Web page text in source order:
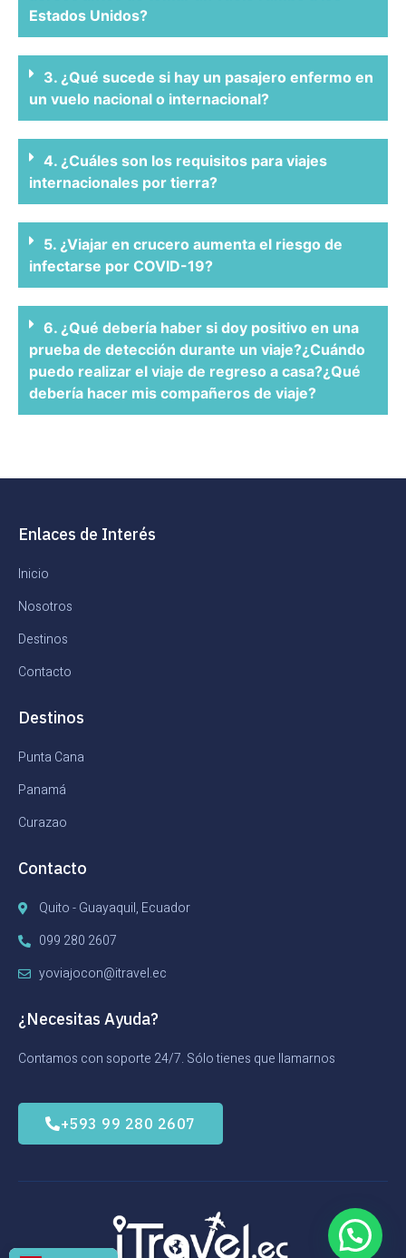
Estados Unidos?
3. ¿Qué sucede si hay un pasajero enfermo en
un vuelo nacional o internacional?
4. ¿Cuáles son los requisitos para viajes
internacionales por tierra?
5. ¿Viajar en crucero aumenta el riesgo de
infectarse por COVID-19?
6. ¿Qué debería haber si doy positivo en una
prueba de detección durante un viaje?¿Cuándo
puedo realizar el viaje de regreso a casa?¿Qué
debería hacer mis compañeros de viaje?
Enlaces de Interés
Inicio
Nosotros
Destinos
Contacto
Destinos
Punta Cana
Panamá
Curazao
Contacto
Quito - Guayaquil, Ecuador
099 280 2607
yoviajocon@itravel.ec
¿Necesitas Ayuda?
Contamos con soporte 24/7. Sólo tienes que llamarnos
+593 99 280 2607